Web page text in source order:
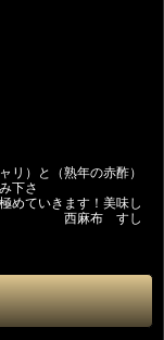
リ）と（熟年の赤酢）
下さ
ます！美味し
い。 西麻布 すし